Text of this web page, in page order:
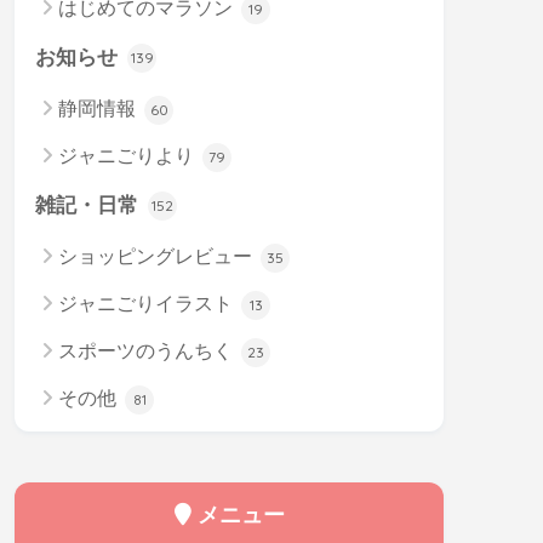
はじめてのマラソン 19
お知らせ 139
静岡情報 60
ジャニごりより 79
雑記・日常 152
ショッピングレビュー 35
ジャニごりイラスト 13
スポーツのうんちく 23
その他 81
メニュー